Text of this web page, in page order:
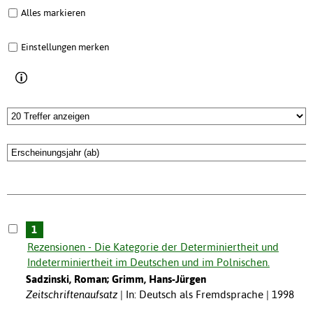
Alles markieren
Einstellungen merken
1
Rezensionen - Die Kategorie der Determiniertheit und
Indeterminiertheit im Deutschen und im Polnischen.
Sadzinski, Roman; Grimm, Hans-Jürgen
Zeitschriftenaufsatz
In: Deutsch als Fremdsprache | 1998